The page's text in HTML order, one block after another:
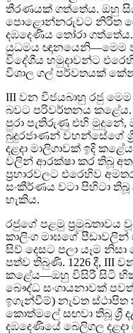
තීරණයක් ගත්තේය. ඔහු
පොළොන්නරුවට නිරිත
දඹදෙණිය තෝරා
යුධමය ඥානයෙනි—මෙම
විදේශීය හමුදාවන්ට
විශාල ගල් පර්වතයක්
III වන විජයබාහු රජු
බවට පරිවර්තනය
පුරා පැතිරුණු එහි මුදුනේ,
බුදුරජාණන් වහන්සේගේ
දළදා මාලිගාවක් ඉදි
වලින් ආරක්ෂා කර තිබූ
ප්‍රහාරවලට එරෙහිව
සංකීර්ණය වටා පිහිටා
හැකිය.
රජුගේ පළමු ප්‍රමුඛතාවය
කාලිංග මාඝගේ
සිව් දෙසට පලා යෑම
පත්ව තිබුණි. 1226 දී, III
කළේය—ඔහු විසිරී සිටි
බෞද්ධ සංගායනාවක්
ඉගැන්වීම්) නැවත
කොත්මලේ සඟවා තිබූ ශ්‍රී
දඹදෙණියේ බෙලිගල